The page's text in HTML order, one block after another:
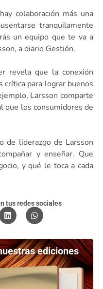
colaboración más una
tranquilamente
un equipo que te va a
a diario Gestión.
revela que la conexión
crítica para lograr buenos
Larsson comparte
que los consumidores de
de liderazgo de Larsson
y enseñar. Que
y qué le toca a cada
tus redes sociales
ediciones